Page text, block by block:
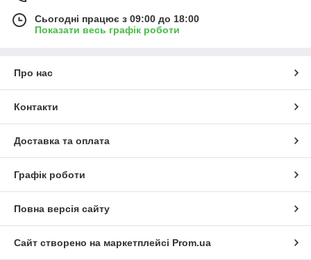
Сьогодні працює з 09:00 до 18:00
Показати весь графік роботи
Про нас
Контакти
Доставка та оплата
Графік роботи
Повна версія сайту
Сайт створено на маркетплейсі Prom.ua